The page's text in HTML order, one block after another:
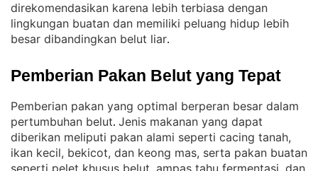
direkomendasikan karena lebih terbiasa dengan
lingkungan buatan dan memiliki peluang hidup lebih
besar dibandingkan belut liar.
Pemberian Pakan Belut yang Tepat
Pemberian pakan yang optimal berperan besar dalam
pertumbuhan belut. Jenis makanan yang dapat
diberikan meliputi pakan alami seperti cacing tanah,
ikan kecil, bekicot, dan keong mas, serta pakan buatan
seperti pelet khusus belut, ampas tahu fermentasi, dan